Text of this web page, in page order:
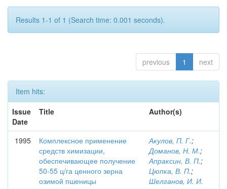
Results 1-1 of 1 (Search time: 0.001 seconds).
previous 1 next
Item hits:
Issue
Date
Title Author(s)
1995
Комплексное применение
средств химизации,
обеспечивающее получение
50-55 ц/га ценного зерна
озимой пшеницы
Акулов, П. Г.;
Доманов, Н. М.;
Апраксин, В. П.;
Цюпка, В. П.;
Шелганов, И. И.